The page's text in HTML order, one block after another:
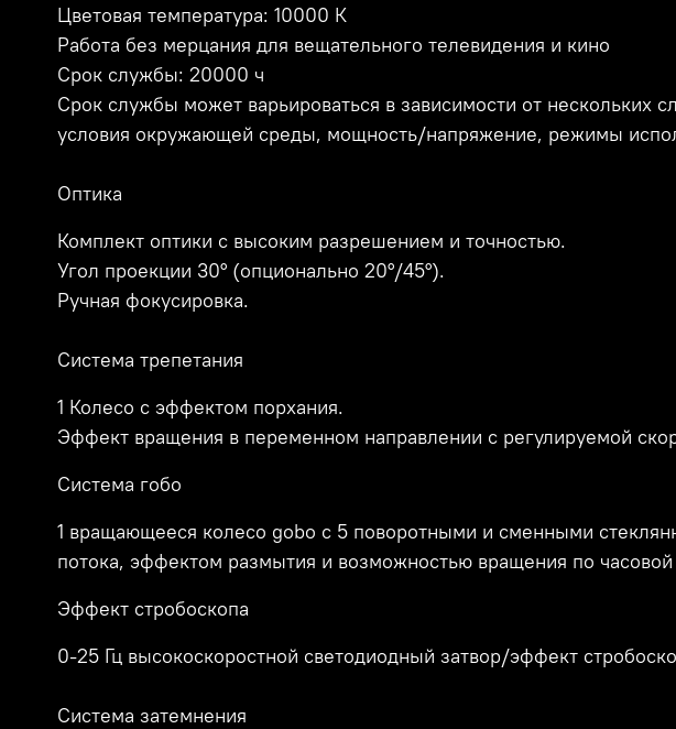
Цветовая температура: 10000 К
Работа без мерцания для вещательного телевидения и кино
Срок службы: 20000 ч
Срок службы может варьироваться в зависимости от нескольких
условия окружающей среды, мощность/напряжение, режимы
Оптика
Комплект оптики с высоким разрешением и точностью.
Угол проекции 30° (опционально 20°/45°).
Ручная фокусировка.
Система трепетания
1 Колесо с эффектом порхания.
Эффект вращения в переменном направлении с регулируемой
Система гобо
1 вращающееся колесо gobo с 5 поворотными и сменными
потока, эффектом размытия и возможностью вращения по часовой
Эффект стробоскопа
0-25 Гц высокоскоростной светодиодный затвор/эффект
Система затемнения